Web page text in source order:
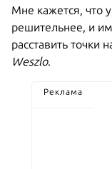
Мне кажется, что
решительнее, и
расставить точки
Weszlo.
Реклама